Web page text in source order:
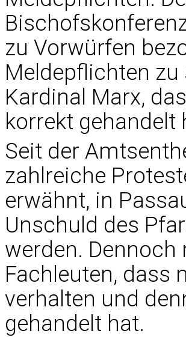
zu Vorwürfen
Meldepflichten
Kardinal Marx,
korrekt gehandelt
Seit der
zahlreiche
erwähnt, in
Unschuld des
werden.
Fachleuten, dass
verhalten und
gehandelt hat.